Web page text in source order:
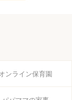
ンライン保育園